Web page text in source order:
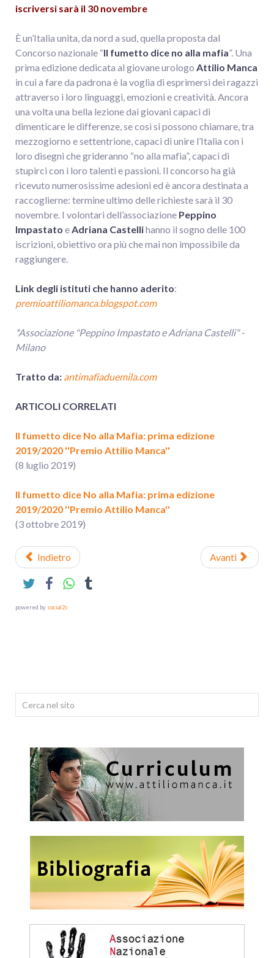
iscriversi sarà il 30 novembre
È un’Italia unita, da nord a sud, quella proposta dal
Concorso nazionale “Il fumetto dice no alla mafia”. Una
prima edizione dedicata al giovane urologo Attilio Manca
in cui a fare da padrona è la voglia di esprimersi dei ragazzi
attraverso i loro linguaggi, emozioni e creatività. Ancora
una volta una bella lezione dai giovani capaci di
dimenticare le differenze, se così si possono chiamare, tra
mezzogiorno e settentrione, capaci di unire l’Italia con i
loro disegni che grideranno “no alla mafia”, capaci di
stupirci con i loro talenti e passioni. Il concorso ha già
ricevuto numerosissime adesioni ed è ancora destinata a
raccoglierne: termine ultimo delle richieste sarà il 30
novembre. I volontari dell’associazione Peppino
Impastato eAdriana Castellihanno il sogno delle 100
iscrizioni, obiettivo ora più che mai non impossibile da
raggiungere.
Link degli istituti che hanno aderito:
premioattiliomanca.blogspot.com
*Associazione "Peppino Impastato e Adriana Castelli" -
Milano
Tratto da: antimafiaduemila.com
ARTICOLI CORRELATI
Il fumetto dice No alla Mafia: prima edizione
2019/2020 ''Premio Attilio Manca''
(8 luglio 2019)
Il fumetto dice No alla Mafia: prima edizione
2019/2020 ''Premio Attilio Manca''
(3 ottobre 2019)
Indietro Avanti
powered by social2s
Cerca...